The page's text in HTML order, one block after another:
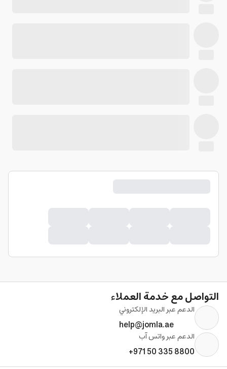
التواصل مع خدمة العملاء
الدعم عبر البريد الإلكتروني
help@jomla.ae
الدعم عبر واتس آب
+971 50 335 8800